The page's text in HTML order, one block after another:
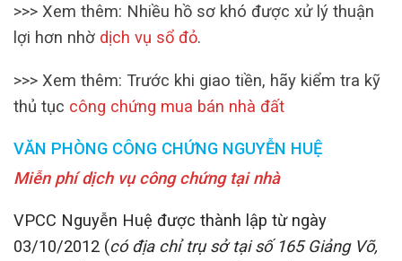
>>> Xem thêm: Nhiều hồ sơ khó được xử lý thuận
lợi hơn nhờ dịch vụ sổ đỏ.
>>> Xem thêm: Trước khi giao tiền, hãy kiểm tra kỹ
thủ tục công chứng mua bán nhà đất
VĂN PHÒNG CÔNG CHỨNG NGUYỄN HUỆ
Miễn phí dịch vụ công chứng tại nhà
VPCC Nguyễn Huệ được thành lập từ ngày
03/10/2012 (có địa chỉ trụ sở tại số 165 Giảng Võ,